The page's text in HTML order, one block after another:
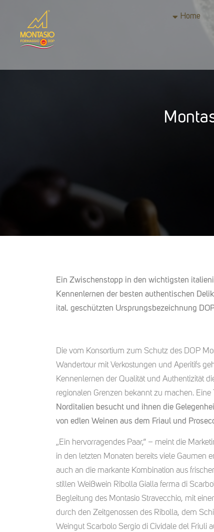
Home
Ein Zwischenstopp in den wichtigsten
Kennenlernen der besten authentischen
ital. geschützten Ursprungsbezeichnung
Die vom Konsortium zum Schutz des DOP
Wandertour mit Verkostungen und Aperitifs
Kennenlernen der Qualität und Authentizität
regionalen Grenzen bekannt zu machen. Eine
Norditalien besucht und ihnen die
von edlen Weinen aus dem Friaul und
„Ein hervorragendes Paar,“ – meint die
in den letzten Monaten bereits viele Gaumen
auch an die markante Kombination aus
stillen Weißwein Ribolla Gialla ferma di
Begleitung des Montasio Stravecchio, mit
durch den Zeitgenossen des Ribolla, dem
Weingut Scarbolo Sergio di Cividale del Friuli